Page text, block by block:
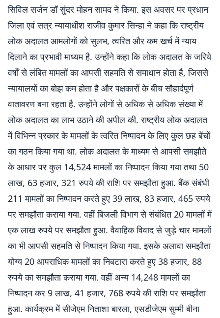
सिविल सर्जन डॉ सुंदर मोहन सामद ने किया. इस अवसर पर प्रधान
जिला एवं सत्र न्यायाधीश राजीव कुमार सिन्हा ने कहा कि राष्ट्रीय
लोक अदालत आमलोगों को सुलभ, त्वरित और कम खर्च में न्याय
दिलाने का प्रभावी माध्यम है. उन्होंने कहा कि लोक अदालत के जरिये
वर्षों से लंबित मामलों का आपसी सहमति से समाधान होता है, जिससे
न्यायालयों का बोझ कम होता है और पक्षकारों के बीच सौहार्दपूर्ण
वातावरण बना रहता है. उन्होंने लोगों से अधिक से अधिक संख्या में
लोक अदालत का लाभ उठाने की अपील की. राष्ट्रीय लोक अदालत
में विभिन्न प्रकार के मामलों के त्वरित निष्पादन के लिए कुल छह बेंचों
का गठन किया गया था. लोक अदालत के माध्यम से आपसी समझौते
के आधार पर कुल 14,524 मामलों का निष्पादन किया गया तथा 50
लाख, 63 हजार, 321 रुपये की राशि पर समझौता हुआ. बैंक संबंधी
211 मामलों का निष्पादन करते हुए 39 लाख, 83 हजार, 465 रुपये
पर समझौता कराया गया. वहीं बिजली विभाग से संबंधित 20 मामलों में
एक लाख रुपये पर समझौता हुआ. वैवाहिक विवाद से जुड़े चार मामलों
का भी आपसी सहमति से निष्पादन किया गया. इसके अलावा समझौता
योग्य 20 आपराधिक मामलों का निबटारा करते हुए 38 हजार, 88
रुपये का समझौता कराया गया. वहीं अन्य 14,248 मामलों का
निष्पादन कर 9 लाख, 41 हजार, 768 रुपये की राशि पर समझौता
हुआ. कार्यक्रम में सीजेएम निताशा बारला, एसडीजेएम सुम्मी बीना